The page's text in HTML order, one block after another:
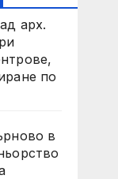
арх.
по
в